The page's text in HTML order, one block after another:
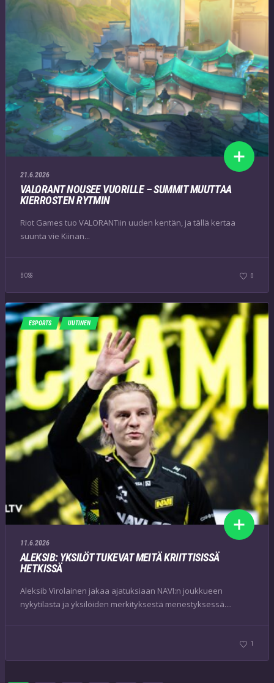
21.6.2026
VALORANT NOUSEE VUORILLE – SUMMIT MUUTTAA
KIERROSTEN RYTMIN
Riot Games tuo VALORANTiin uuden kentän, ja tällä kertaa
suunta vie Kiinan...
BOSS 0
ESPORTS UUTINEN
11.6.2026
ALEKSIB: YKSILÖT TUKEVAT MEITÄ KRIITTISISSÄ
HETKISSÄ
Aleksib Virolainen jakaa ajatuksiaan NAVI:n joukkueen
nykytilasta ja yksilöiden merkityksestä menestyksessä....
1